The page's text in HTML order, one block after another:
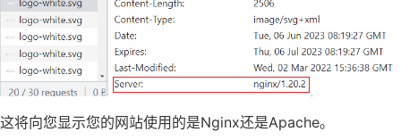
这将向您显示您的网站使用的是Nginx还是Apache。